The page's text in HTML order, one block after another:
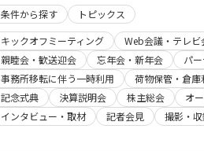
条件から探す トピックス
キックオフミーティング Web会議・テレビ
親睦会・歓送迎会
忘年会・新年会 パ
事務所移転に伴う一時利用
荷物保管・倉庫
記念式典
決算説明会 株主総会 オ
インタビュー・取材
記者会見 撮影・